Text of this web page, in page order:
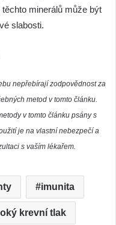
minerálů může být
slabosti.
nepřebírají zodpovědnost za
metod v tomto článku.
v tomto článku psány s
je na vlastní nebezpečí a
s vaším lékařem.
imunita
krevní tlak